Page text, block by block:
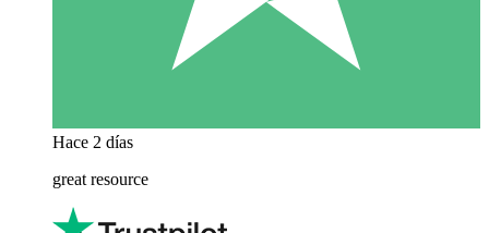
Hace 2 días
great resource